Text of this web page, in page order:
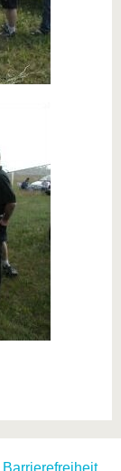
Barrierefreiheit